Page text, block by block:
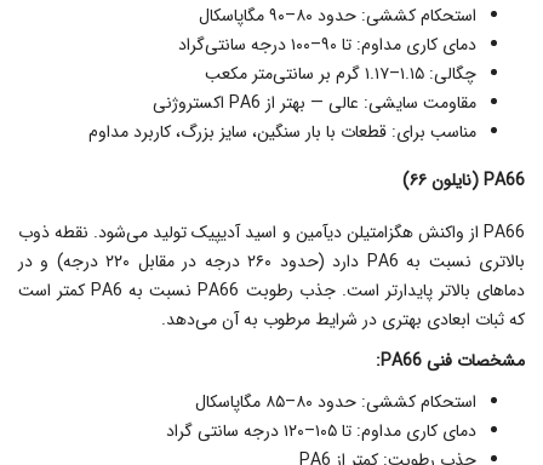
استحکام کششی: حدود ۸۰–۹۰ مگاپاسکال
دمای کاری مداوم: تا ۹۰–۱۰۰ درجه سانتی‌گراد
چگالی: ۱.۱۵–۱.۱۷ گرم بر سانتی‌متر مکعب
مقاومت سایشی: عالی — بهتر از PA6 اکستروژنی
مناسب برای: قطعات با بار سنگین، سایز بزرگ، کاربرد مداوم
PA66 (نایلون ۶۶)
PA66 از واکنش هگزامتیلن دیآمین و اسید آدیپیک تولید می‌شود. نقطه ذوب
بالاتری نسبت به PA6 دارد (حدود ۲۶۰ درجه در مقابل ۲۲۰ درجه) و در
دماهای بالاتر پایدارتر است. جذب رطوبت PA66 نسبت به PA6 کمتر است
که ثبات ابعادی بهتری در شرایط مرطوب به آن می‌دهد.
مشخصات فنی PA66:
استحکام کششی: حدود ۸۰–۸۵ مگاپاسکال
دمای کاری مداوم: تا ۱۰۵–۱۲۰ درجه سانتی‌ گراد